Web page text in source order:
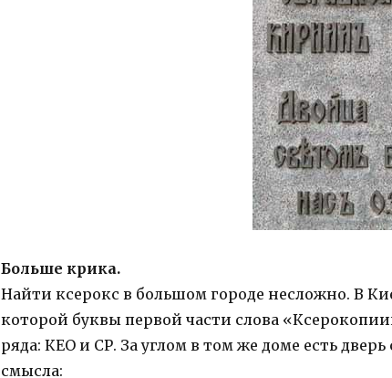
Больше крика.
Найти ксерокс в большом городе несложно. В
которой буквы первой части слова
ряда: КЕО и СР. За углом в том же доме есть
смысла: